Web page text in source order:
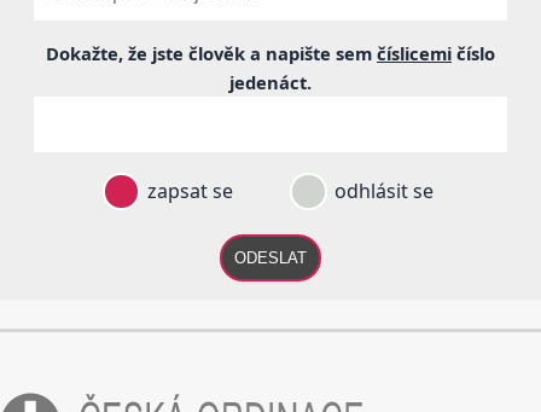
Dokažte, že jste člověk a napište sem číslicemi číslo
jedenáct.
zapsat se odhlásit se
ODESLAT